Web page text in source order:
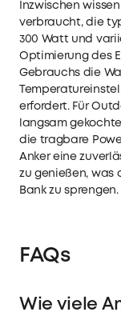
Inzwischen
verbraucht, die
300 Watt und
Optimierung des
Gebrauchs die
erfordert. Für
langsam
die tragbare
Anker eine
zu genießen, was
Bank zu sprengen.
FAQs
Wie viele